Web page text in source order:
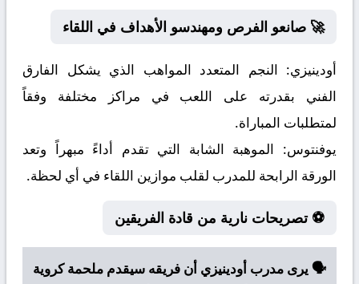
🚀 صانعو الفرص ومهندسو الأهداف في اللقاء
أودينيزي: النجم المتعدد المواهب الذي يشكل الفارق
الفني بقدرته على اللعب في مراكز مختلفة وفقاً
لمتطلبات المباراة.
يوفنتوس: الموهبة الشابة التي تقدم أداءً مبهراً وتعد
الورقة الرابحة للمدرب لقلب موازين اللقاء في أي لحظة.
⚽ تصريحات نارية من قادة الفريقين
🗣️ يرى مدرب أودينيزي أن فريقه سيقدم ملحمة كروية